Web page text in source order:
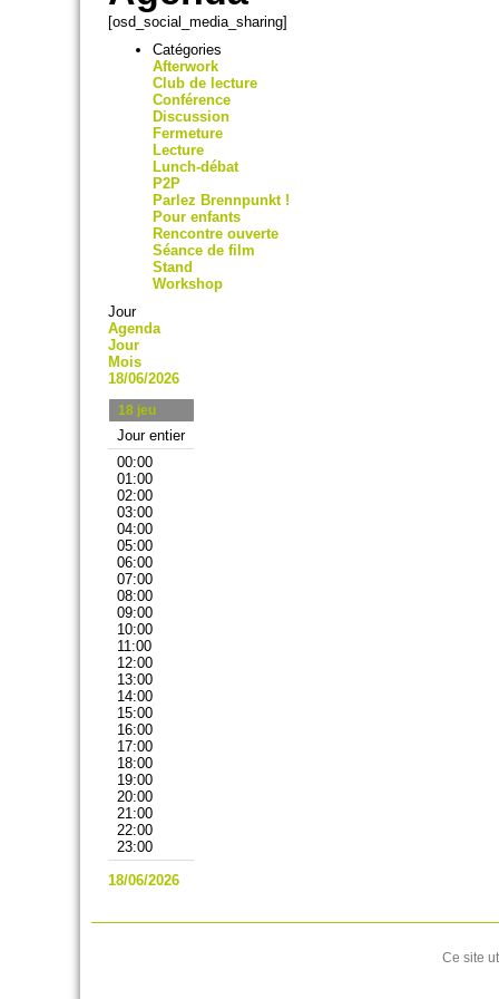
[osd_social_media_sharing]
Catégories
Afterwork
Club de lecture
Conférence
Discussion
Fermeture
Lecture
Lunch-débat
P2P
Parlez Brennpunkt !
Pour enfants
Rencontre ouverte
Séance de film
Stand
Workshop
Jour
Agenda
Jour
Mois
18/06/2026
18 jeu
Jour entier
00:00
01:00
02:00
03:00
04:00
05:00
06:00
07:00
08:00
09:00
10:00
11:00
12:00
13:00
14:00
15:00
16:00
17:00
18:00
19:00
20:00
21:00
22:00
23:00
18/06/2026
Ce site